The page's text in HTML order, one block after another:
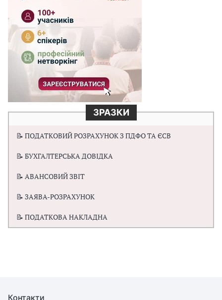
ЗРАЗКИ
📝 ПОДАТКОВИЙ РОЗРАХУНОК З ПДФО ТА ЄСВ
📝 БУХГАЛТЕРСЬКА ДОВІДКА
📝 АВАНСОВИЙ ЗВІТ
📝 ЗАЯВА-РОЗРАХУНОК
📝 ПОДАТКОВА НАКЛАДНА
Контакти